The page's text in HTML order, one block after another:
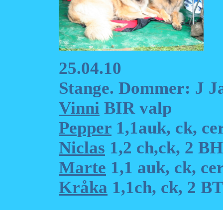
25.04.10
Stange. Dommer: J
Vinni BIR valp
Pepper 1,1auk, ck,
Niclas 1,2 ch,ck, 2
Marte 1,1 auk, ck,
Kråka 1,1ch, ck, 2